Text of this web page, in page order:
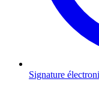
Signature